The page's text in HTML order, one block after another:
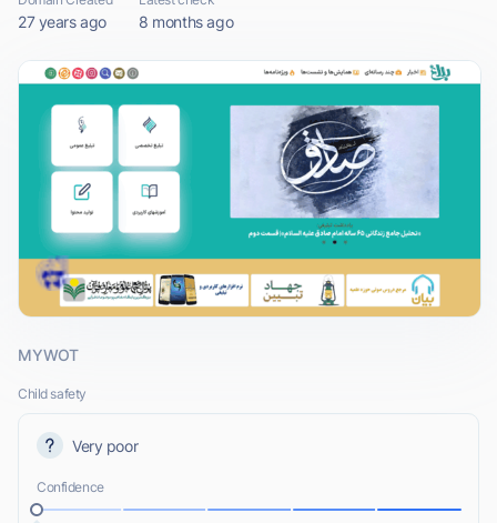
27 years ago 8 months ago
MYWOT
Child safety
Very poor
Confidence